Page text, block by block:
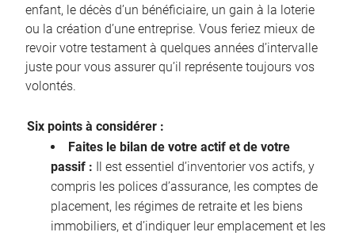
enfant, le décès d’un bénéficiaire, un gain à la loterie
ou la création d’une entreprise. Vous feriez mieux de
revoir votre testament à quelques années d’intervalle
juste pour vous assurer qu’il représente toujours vos
volontés.
Six points à considérer :
Faites le bilan de votre actif et de votre
passif : Il est essentiel d’inventorier vos actifs, y
compris les polices d’assurance, les comptes de
placement, les régimes de retraite et les biens
immobiliers, et d’indiquer leur emplacement et les